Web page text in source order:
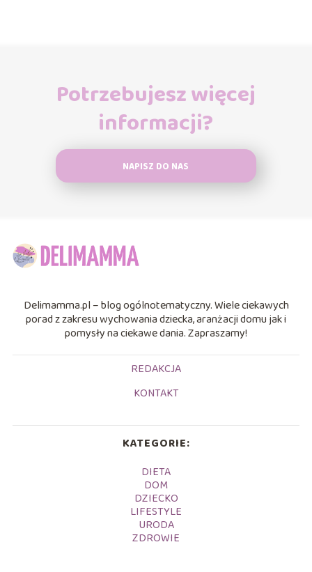
Potrzebujesz więcej
informacji?
NAPISZ DO NAS
Delimamma.pl – blog ogólnotematyczny. Wiele ciekawych
porad z zakresu wychowania dziecka, aranżacji domu jak i
pomysły na ciekawe dania. Zapraszamy!
REDAKCJA
KONTAKT
KATEGORIE:
DIETA
DOM
DZIECKO
LIFESTYLE
URODA
ZDROWIE